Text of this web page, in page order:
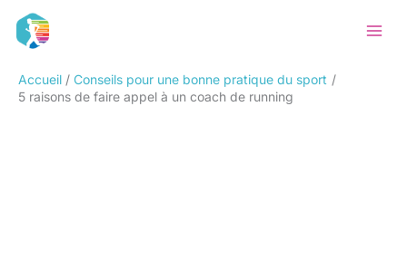
Accueil
Conseils pour une bonne pratique du sport
5 raisons de faire appel à un coach de running
Rechercher